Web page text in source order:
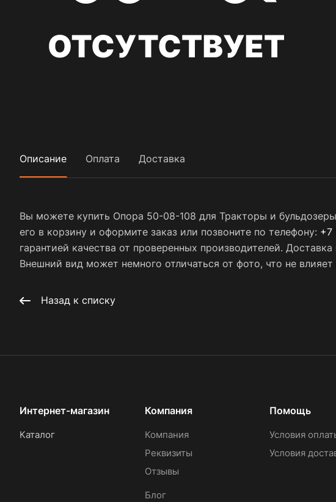
Описание Оплата Доставка
Вы можете купить Опора 50-08-108 для Тракторы и
его в корзину и оформите заказ или позвоните по телефону: +7
гарантией качества от проверенных производителей.
Внешний вид может немного отличаться от фото, что не влияет
Назад к списку
Интернет-магазин
Каталог
Компания
Компания
Реквизиты
Отзывы
Блог
Помощь
Условия
Условия